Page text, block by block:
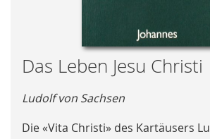
Skip
to
the
beginning
of
Das Leben Jesu Christi
Ludolf von Sachsen
Die «Vita Christi» des Kartäusers